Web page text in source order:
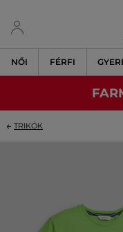
NŐI FÉRFI
TRIKÓK